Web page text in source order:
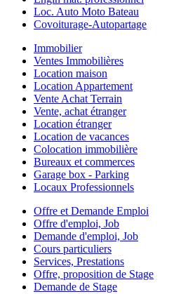
Loc. Auto Moto Bateau
Covoiturage-Autopartage
Immobilier
Ventes Immobilières
Location maison
Location Appartement
Vente Achat Terrain
Vente, achat étranger
Location étranger
Location de vacances
Colocation immobilière
Bureaux et commerces
Garage box - Parking
Locaux Professionnels
Offre et Demande Emploi
Offre d'emploi, Job
Demande d'emploi, Job
Cours particuliers
Services, Prestations
Offre, proposition de Stage
Demande de Stage